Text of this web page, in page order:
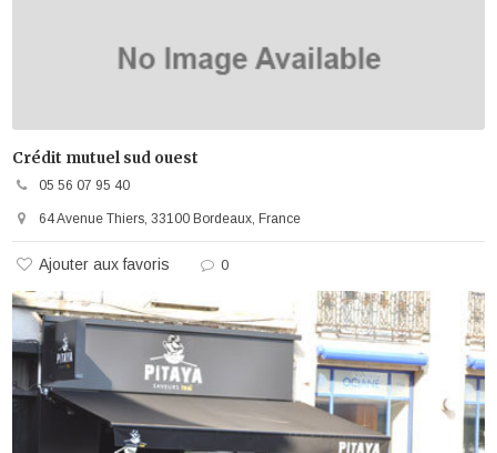
Crédit mutuel sud ouest
05 56 07 95 40
64 Avenue Thiers, 33100 Bordeaux, France
Ajouter aux favoris 0